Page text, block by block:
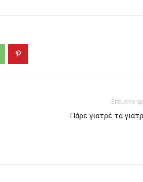
Επόμενο
Πάρε γιατρέ τα